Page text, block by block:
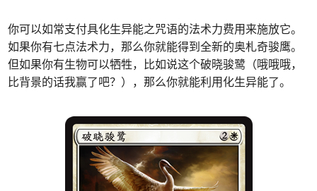
你可以如常支付具化生异能之咒语的法术力费用来施放它。
如果你有七点法术力，那么你就能得到全新的奥札奇骏鹰。
但如果你有生物可以牺牲，比如说这个破晓骏鹭（哦哦哦，
比背景的话我赢了吧？），那么你就能利用化生异能了。